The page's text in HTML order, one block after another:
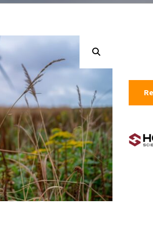
Débit canaux
Solides en vrac et
poudre
Poussière et
particules
Mesure de
Mesure de la
température